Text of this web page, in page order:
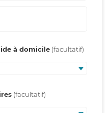
à domicile